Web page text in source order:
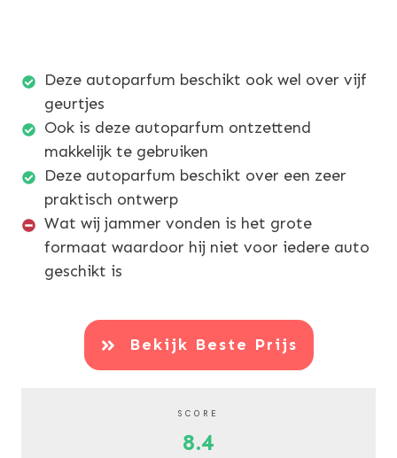
Deze autoparfum beschikt ook wel over vijf
geurtjes
Ook is deze autoparfum ontzettend
makkelijk te gebruiken
Deze autoparfum beschikt over een zeer
praktisch ontwerp
Wat wij jammer vonden is het grote
formaat waardoor hij niet voor iedere auto
geschikt is
Bekijk Beste Prijs
SCORE
8.4